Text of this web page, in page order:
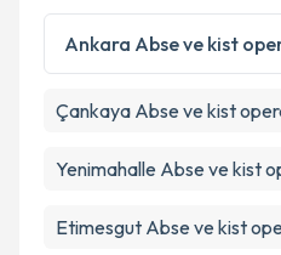
kapsamda
Ankara Abse ve kist
Çankaya Abse ve kist
Yenimahalle Abse ve kist
Etimesgut Abse ve kist